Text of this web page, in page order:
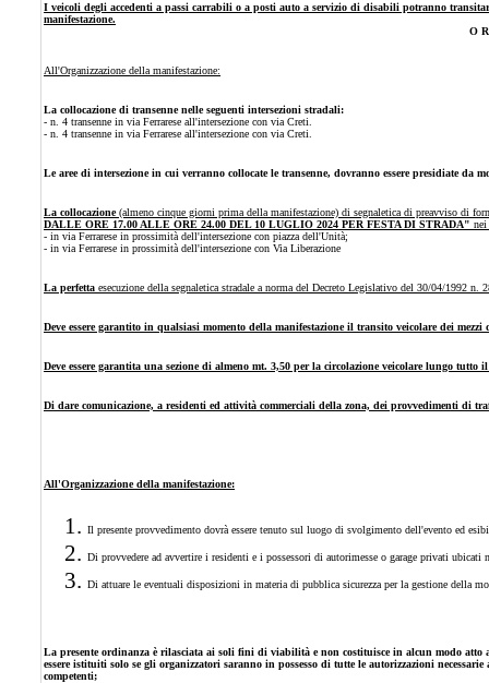
I veicoli degli accedenti a passi carrabili o a posti auto a servizio di disabili potranno
manifestazione.
O
All'Organizzazione della manifestazione:
La collocazione di transenne nelle seguenti intersezioni stradali:
- n. 4 transenne in via Ferrarese all'intersezione con via Creti.
- n. 4 transenne in via Ferrarese all'intersezione con via Creti.
Le aree di intersezione in cui verranno collocate le transenne, dovranno essere presidiate
La collocazione(almeno cinque giorni prima della manifestazione) di segnaletica di preavviso di
DALLE ORE 17.00 ALLE ORE 24.00 DEL 10 LUGLIO 2024 PER FESTA DI STRADA"
- in via Ferrarese in prossimità dell'intersezione con piazza dell'Unità;
- in via Ferrarese in prossimità dell'intersezione con Via Liberazione
La perfetta esecuzione della segnaletica stradale a norma del Decreto Legislativo del 30/04/1992
Deve essere garantito in qualsiasi momento della manifestazione il transito veicolare dei mezzi
Deve essere garantita una sezione di almeno mt. 3,50 per la circolazione veicolare lungo
Di dare comunicazione, a residenti ed attività commerciali della zona, dei provvedimenti di
All'Organizzazione della manifestazione:
Il presente provvedimento dovrà essere tenuto sul luogo di svolgimento dell'evento ed
Di provvedere ad avvertire i residenti e i possessori di autorimesse o garage privati
Di attuare le eventuali disposizioni in materia di pubblica sicurezza per la gestione della
La presente ordinanza è rilasciata ai soli fini di viabilità e non costituisce in alcun modo
essere istituiti solo se gli organizzatori saranno in possesso di tutte le autorizzazioni
competenti;